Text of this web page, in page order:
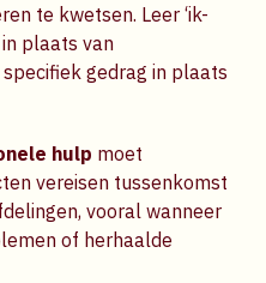
te kwetsen. Leer ‘ik-
plaats van
gedrag in plaats
hulp moet
vereisen tussenkomst
vooral wanneer
of herhaalde